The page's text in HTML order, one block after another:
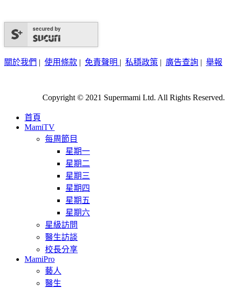
secured by
關於我們 | 使用條款 | 免責聲明 | 私穩政策 | 廣告查詢 | 舉報
Copyright © 2021 Supermami Ltd. All Rights Reserved.
首頁
MamiTV
每周節目
星期一
星期二
星期三
星期四
星期五
星期六
星級訪問
醫生訪談
校長分享
MamiPro
藝人
醫生